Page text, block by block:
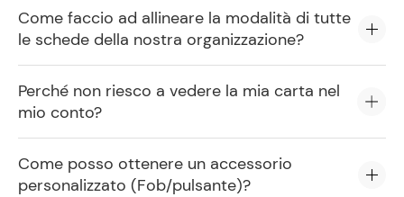
Come faccio ad allineare la modalità di tutte
le schede della nostra organizzazione?
Perché non riesco a vedere la mia carta nel
mio conto?
Come posso ottenere un accessorio
personalizzato (Fob/pulsante)?